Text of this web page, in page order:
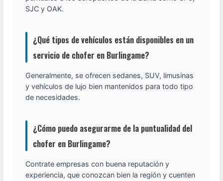
SJC y OAK.
¿Qué tipos de vehículos están disponibles en un
servicio de chofer en Burlingame?
Generalmente, se ofrecen sedanes, SUV, limusinas
y vehículos de lujo bien mantenidos para todo tipo
de necesidades.
¿Cómo puedo asegurarme de la puntualidad del
chofer en Burlingame?
Contrate empresas con buena reputación y
experiencia, que conozcan bien la región y cuenten